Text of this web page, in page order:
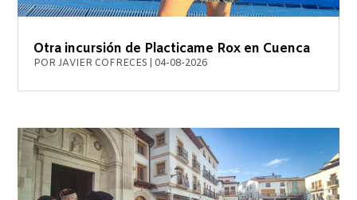
Otra incursión de Placticame Rox en Cuenca
PORJAVIER COFRECES 04-08-2026